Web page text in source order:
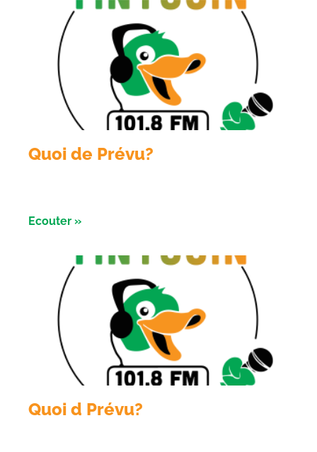
Quoi de Prévu?
Ecouter »
Quoi d Prévu?